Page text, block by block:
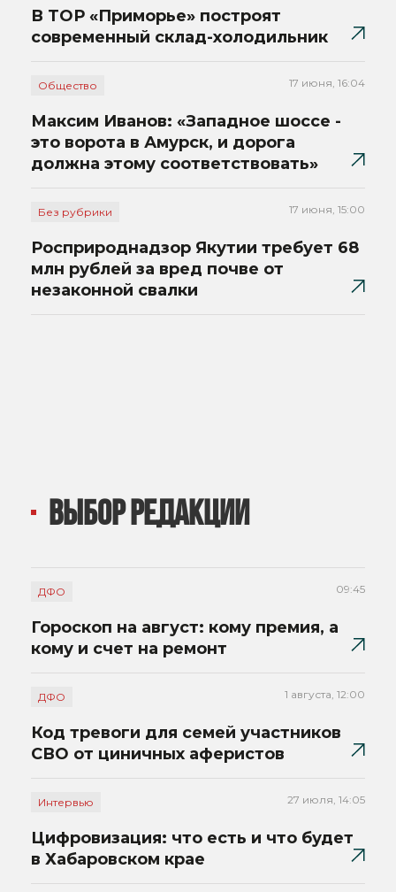
В ТОР «Приморье» построят
современный склад-холодильник
Общество 17 июня, 16:04
Максим Иванов: «Западное шоссе -
это ворота в Амурск, и дорога
должна этому соответствовать»
Без рубрики 17 июня, 15:00
Росприроднадзор Якутии требует 68
млн рублей за вред почве от
незаконной свалки
ВЫБОР РЕДАКЦИИ
ДФО 09:45
Гороскоп на август: кому премия, а
кому и счет на ремонт
ДФО 1 августа, 12:00
Код тревоги для семей участников
СВО от циничных аферистов
Интервью 27 июля, 14:05
Цифровизация: что есть и что будет
в Хабаровском крае